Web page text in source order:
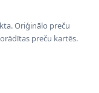
Oriģinālo preču
preču kartēs.